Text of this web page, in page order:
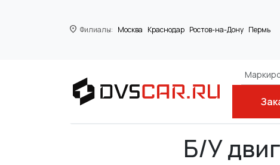
Филиалы: Москва Краснодар Ростов-на-Дону Пермь
Главная
Б/У